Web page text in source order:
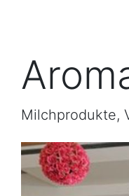
Milchprodukte,